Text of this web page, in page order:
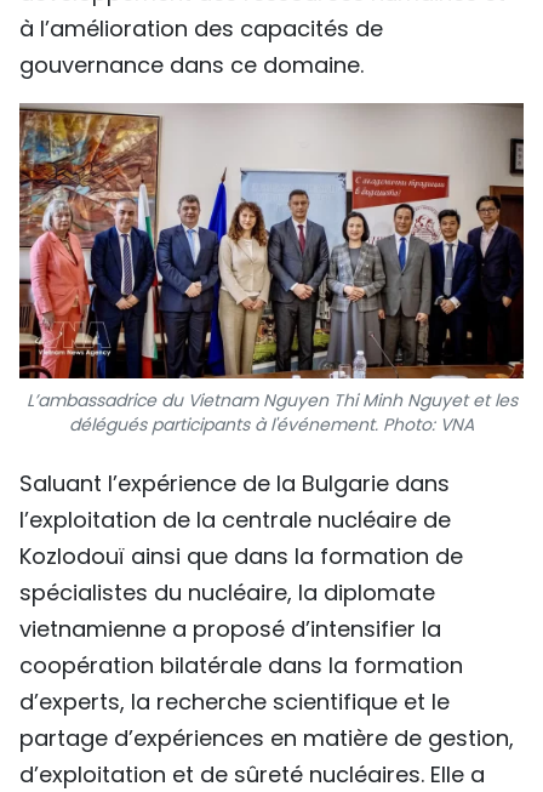
à l’amélioration des capacités de
gouvernance dans ce domaine.
L’ambassadrice du Vietnam Nguyen Thi Minh Nguyet et les
délégués participants à l'événement. Photo: VNA
Saluant l’expérience de la Bulgarie dans
l’exploitation de la centrale nucléaire de
Kozlodouï ainsi que dans la formation de
spécialistes du nucléaire, la diplomate
vietnamienne a proposé d’intensifier la
coopération bilatérale dans la formation
d’experts, la recherche scientifique et le
partage d’expériences en matière de gestion,
d’exploitation et de sûreté nucléaires. Elle a